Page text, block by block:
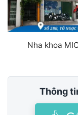
Nha khoa
Thông